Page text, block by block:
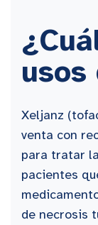
Xeljanz
venta con
para tratar
pacientes
de necrosis